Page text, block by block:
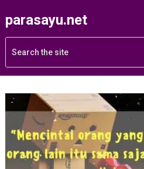
parasayu.net